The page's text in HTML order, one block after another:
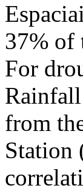
37% of
For
from
Station